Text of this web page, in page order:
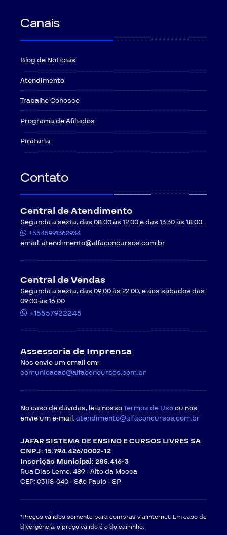
Canais
Blog de Notícias
Atendimento
Trabalhe Conosco
Programa de Afiliados
Pirataria
Contato
Central de Atendimento
Segunda a sexta, das 08:00 às 12:00 e das 13:30 às 18:00.
+5545991362934
email:atendimento@alfaconcursos.com.br
Central de Vendas
Segunda a sexta, das 09:00 às 22:00, e aos sábados das
09:00 às 16:00
+15557922245
Assessoria de Imprensa
Nos envie um email em:
comunicacao@alfaconcursos.com.br
No caso de dúvidas, leia nossoTermos de Usoou nos
envie um e-mail.atendimento@alfaconcursos.com.br
JAFAR SISTEMA DE ENSINO E CURSOS LIVRES SA
CNPJ: 15.794.426/0002-12
Inscrição Municipal: 285.416-3
Rua Dias Leme, 489 - Alto da Mooca
CEP: 03118-040 -São Paulo - SP
*Preços válidos somente para compras via internet. Em caso de
divergência, o preço válido é o do carrinho.